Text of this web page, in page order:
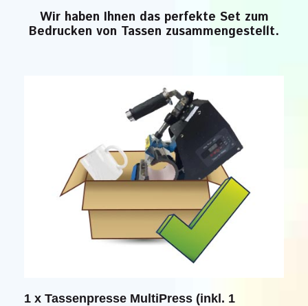
Wir haben Ihnen das perfekte Set zum
Bedrucken von Tassen zusammengestellt.
1 x Tassenpresse MultiPress (inkl. 1